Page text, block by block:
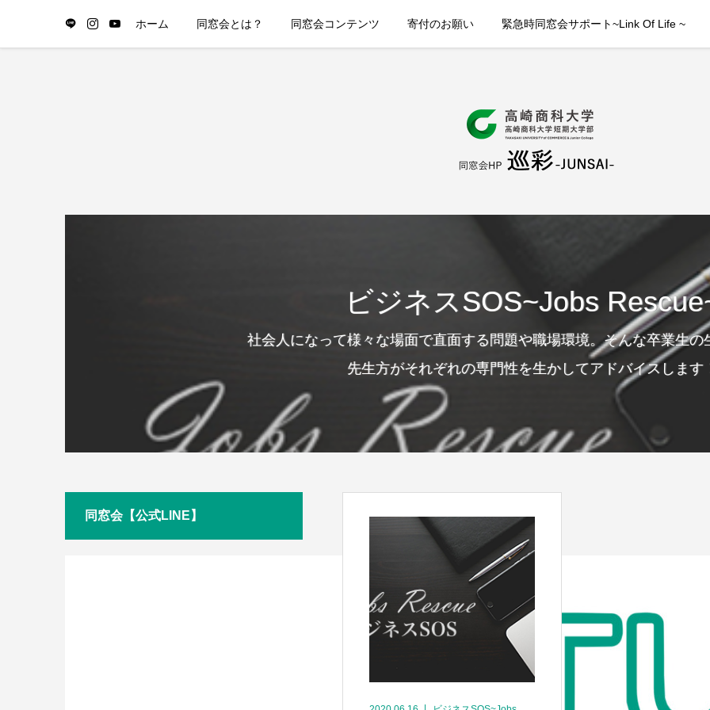
ホーム 同窓会とは？ 同窓会コンテンツ 寄付のお願い 緊急時同窓会サポート~Link Of Life ~
ビジネスSOS~Jobs
社会人になって様々な場面で直面する問題や職場環境。そんな卒業生の
先生方がそれぞれの専門性を生かしてアドバイスします
同窓会【公式LINE】